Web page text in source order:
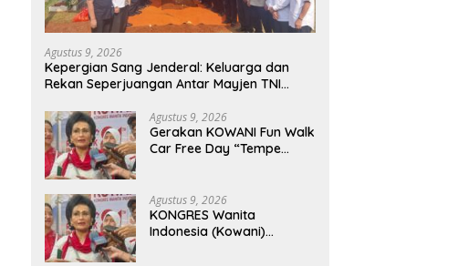
Agustus 9, 2026
Kepergian Sang Jenderal: Keluarga dan
Rekan Seperjuangan Antar Mayjen TNI
Peristirahatan TerakhirAgustus 9, 2026
Gerakan KOWANI Fun Walk
Car Free Day “Tempe
Kuliner Nusantara
Mendunia
Agustus 9, 2026
KONGRES Wanita
Indonesia (Kowani)